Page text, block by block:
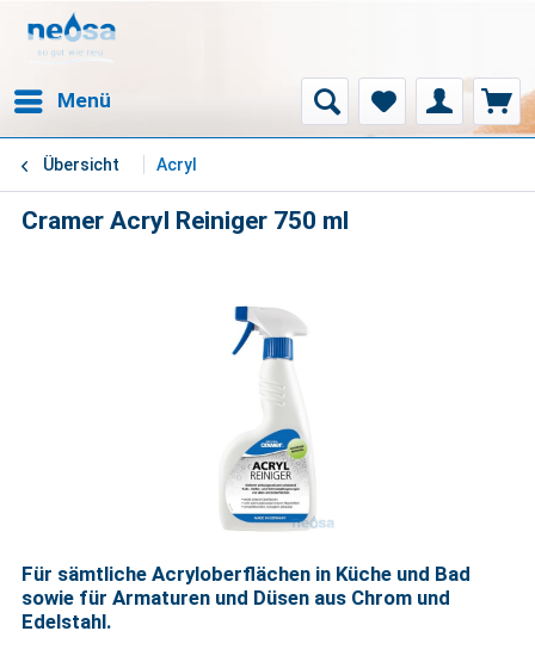
Menü
Übersicht Acryl
Cramer Acryl Reiniger 750 ml
Für sämtliche Acryloberflächen in Küche und Bad
sowie für Armaturen und Düsen aus Chrom und
Edelstahl.